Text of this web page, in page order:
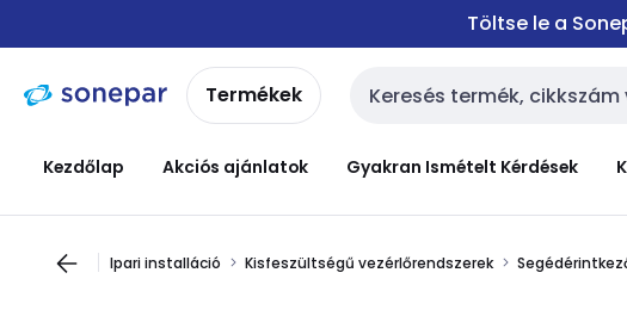
navigációhoztartalomra
Töltse le a
Termékek Keresési bemenet
Kezdőlap Akciós ajánlatok Gyakran Ismételt Kérdések
Ipari installáció Kisfeszültségű vezérlőrendszerek